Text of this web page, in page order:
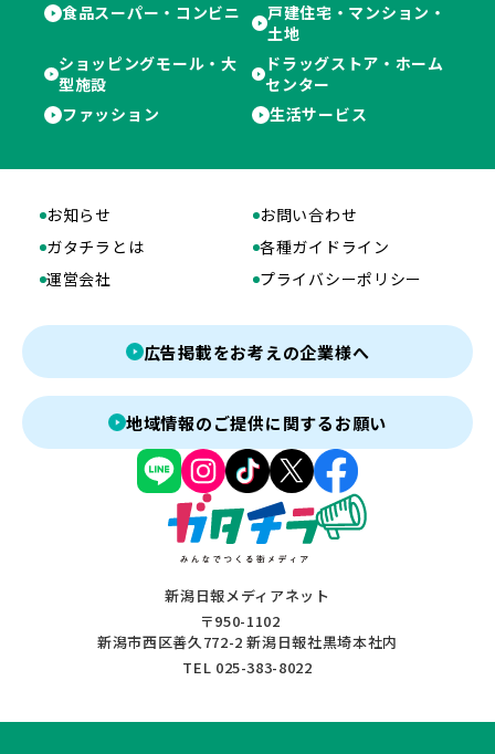
食品スーパー・コンビニ
戸建住宅・マンション・
土地
ショッピングモール・大
型施設
ドラッグストア・ホーム
センター
ファッション
生活サービス
新潟日報メディアネット
〒950-1102
新潟市西区善久772-2 新潟日報社黒埼本社内
TEL 025-383-8022
お知らせ
お問い合わせ
ガタチラとは
各種ガイドライン
運営会社
プライバシーポリシー
広告掲載をお考えの企業様へ
地域情報のご提供に関するお願い